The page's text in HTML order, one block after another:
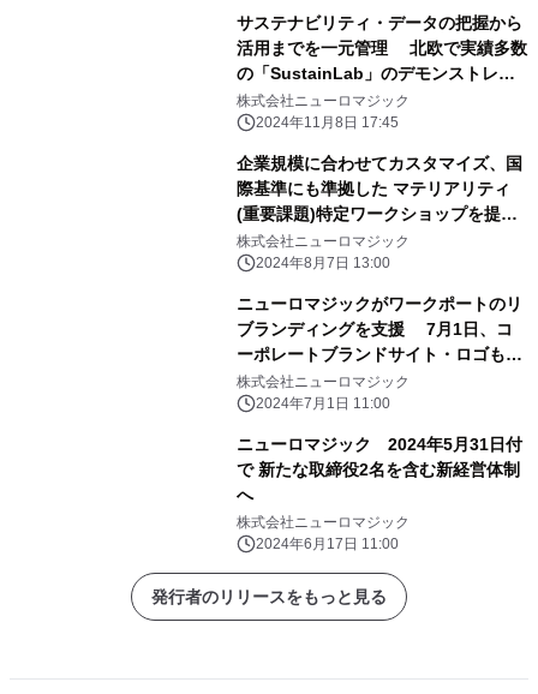
サステナビリティ・データの把握から
活用までを一元管理 北欧で実績多数
の「SustainLab」のデモンストレー
ション ～2024年11月14日(木)オンラ
インセミナーを開催～
株式会社ニューロマジック
2024年11月8日 17:45
企業規模に合わせてカスタマイズ、国
際基準にも準拠した マテリアリティ
(重要課題)特定ワークショップを提
供 ～スウェーデン「Taggr」社の事
例を8月1日に公開～
株式会社ニューロマジック
2024年8月7日 13:00
ニューロマジックがワークポートのリ
ブランディングを支援 7月1日、コ
ーポレートブランドサイト・ロゴも一
新
株式会社ニューロマジック
2024年7月1日 11:00
ニューロマジック 2024年5月31日付
で 新たな取締役2名を含む新経営体制
へ
株式会社ニューロマジック
2024年6月17日 11:00
発行者のリリースをもっと見る